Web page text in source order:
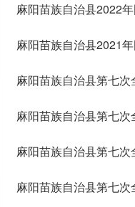
麻阳苗族自治县2022
麻阳苗族自治县2021
麻阳苗族自治县第七次
麻阳苗族自治县第七次
麻阳苗族自治县第七次
麻阳苗族自治县第七次